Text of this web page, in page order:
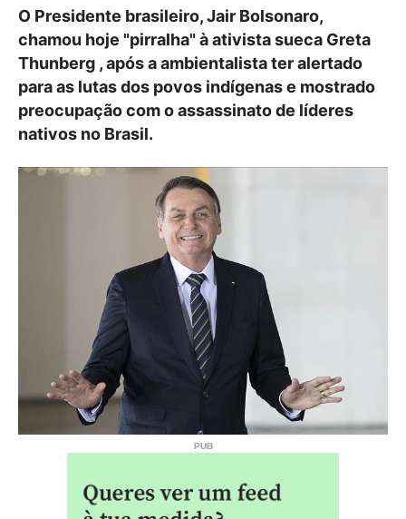
O Presidente brasileiro, Jair Bolsonaro,
chamou hoje "pirralha" à ativista sueca Greta
Thunberg , após a ambientalista ter alertado
para as lutas dos povos indígenas e mostrado
preocupação com o assassinato de líderes
nativos no Brasil.